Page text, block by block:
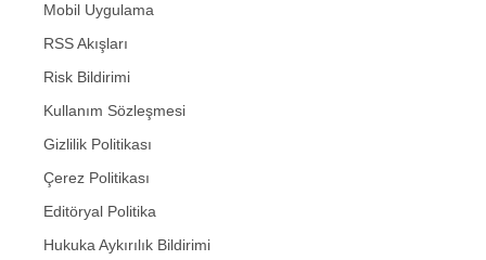
Mobil Uygulama
RSS Akışları
Risk Bildirimi
Kullanım Sözleşmesi
Gizlilik Politikası
Çerez Politikası
Editöryal Politika
Hukuka Aykırılık Bildirimi